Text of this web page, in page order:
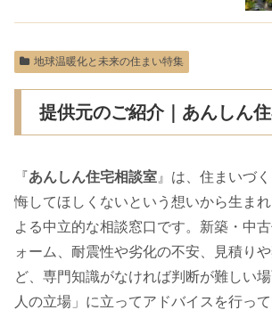
地球温暖化と未来の住まい特集
提供元のご紹介｜あんしん
『あんしん住宅相談室 』は、住まいづ
悔してほしくないという想いから生ま
よる中立的な相談窓口です。新築・中
ォーム、耐震性や劣化の不安、見積り
ど、専門知識がなければ判断が難しい
人の立場」に立ってアドバイスを行って